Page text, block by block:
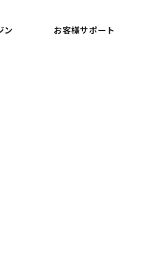
ン お客様サポート